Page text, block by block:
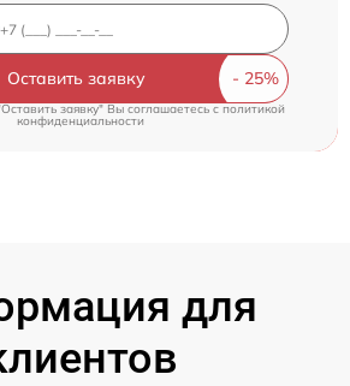
Оставить заявку
заявку" Вы соглашаетесь c политикой
конфиденциальности
для